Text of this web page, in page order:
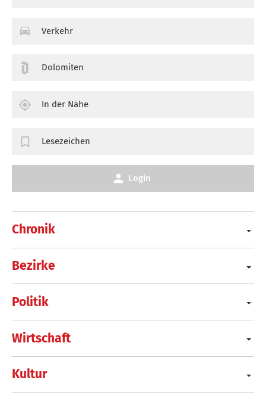
Chronik
Bezirke
Politik
Wirtschaft
Kultur
Verkehr
Dolomiten
In der Nähe
Lesezeichen
Login